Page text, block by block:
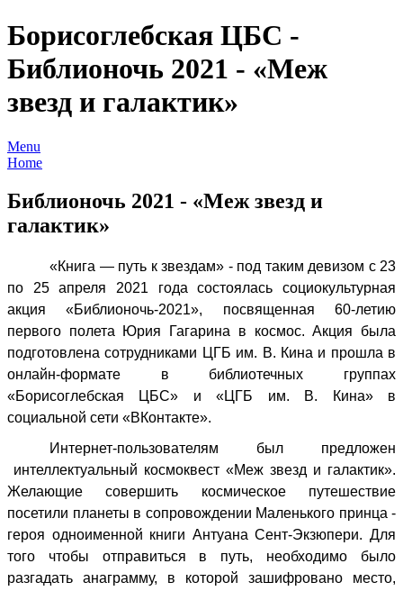
Борисоглебская ЦБС -
Библионочь 2021 - «Меж
звезд и галактик»
Menu
Home
Библионочь 2021 - «Меж звезд и
галактик»
«Книга — путь к звездам» - под таким девизом с 23
по 25 апреля 2021 года состоялась социокультурная
акция «Библионочь-2021», посвященная 60-летию
первого полета Юрия Гагарина в космос. Акция была
подготовлена сотрудниками ЦГБ им. В. Кина и прошла в
онлайн-формате в библиотечных группах
«Борисоглебская ЦБС» и «ЦГБ им. В. Кина» в
социальной сети «ВКонтакте».
Интернет-пользователям был предложен
интеллектуальный космоквест «Меж звезд и галактик».
Желающие совершить космическое путешествие
посетили планеты в сопровождении Маленького принца -
героя одноименной книги Антуана Сент-Экзюпери. Для
того чтобы отправиться в путь, необходимо было
разгадать анаграмму, в которой зашифровано место,